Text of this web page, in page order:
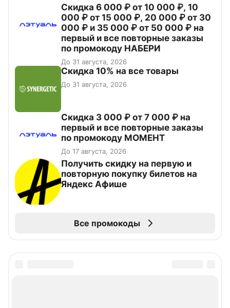
Скидка 6 000 ₽ от 10 000 ₽, 10
000 ₽ от 15 000 ₽, 20 000 ₽ от 30
000 ₽ и 35 000 ₽ от 50 000 ₽ на
первый и все повторные заказы
по промокоду НАБЕРИ
До 31 августа, 2026
Скидка 10% на все товары
До 31 августа, 2026
Скидка 3 000 ₽ от 7 000 ₽ на
первый и все повторные заказы
по промокоду МОМЕНТ
До 17 августа, 2026
Получить скидку на первую и
повторную покупку билетов на
Яндекс Афише
Все промокоды